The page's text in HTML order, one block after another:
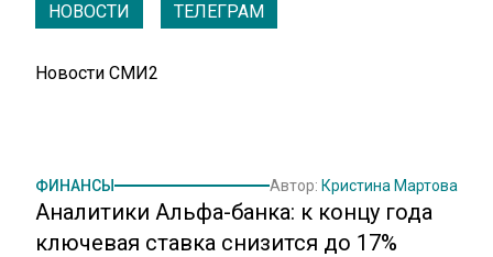
НОВОСТИ ТЕЛЕГРАМ
Новости СМИ2
ФИНАНСЫ Автор: Кристина Мартова
Аналитики Альфа-банка: к концу года
ключевая ставка снизится до 17%